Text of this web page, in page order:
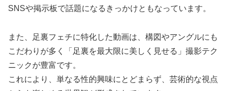
SNSや掲示板で話題になるきっかけともなっています。
また、足裏フェチに特化した動画は、構図やアングルにも
こだわりが多く「足裏を最大限に美しく見せる」撮影テク
ニックが豊富です。
これにより、単なる性的興味にとどまらず、芸術的な視点